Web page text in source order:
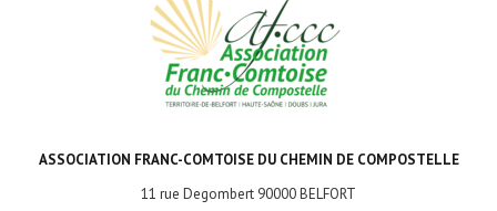
ASSOCIATION FRANC-COMTOISE DU CHEMIN DE COMPOSTELLE
11 rue Degombert 90000 BELFORT